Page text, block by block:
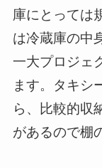
庫にとっては
は冷蔵庫の中
一大プロジェ
ます。タキシ
ら、比較的収
があるので棚